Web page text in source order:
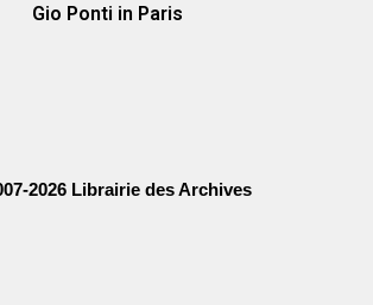
Gio Ponti in Paris
2026 Librairie des Archives